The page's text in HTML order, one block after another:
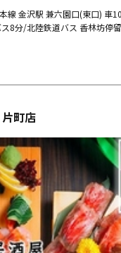
線 金沢駅 兼六園口(東口) 車
8分/北陸鉄道バス 香林坊停
町店